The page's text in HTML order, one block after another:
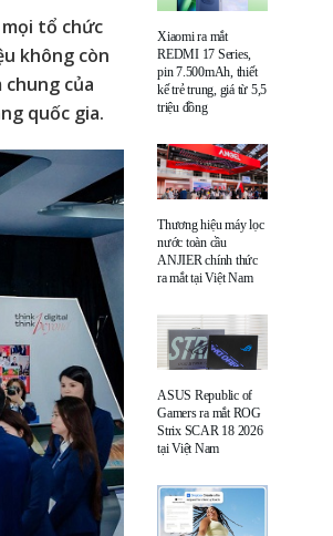
tổ chức
không còn
chung của
quốc gia.
Xiaomi ra mắt
REDMI 17 Series,
pin 7.500mAh, thiết
kế trẻ trung, giá từ 5,5
triệu đồng
Thương hiệu máy lọc
nước toàn cầu
ANJIER chính thức
ra mắt tại Việt Nam
ASUS Republic of
Gamers ra mắt ROG
Strix SCAR 18 2026
tại Việt Nam